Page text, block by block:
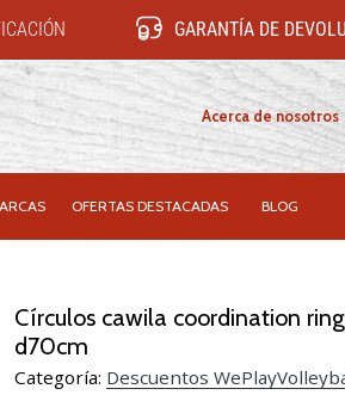
GARANTÍA DE
Acerca de nosotros
OFERTAS DESTACADAS BLOG
Círculos cawila coordination
d70cm
Categoría: Descuentos